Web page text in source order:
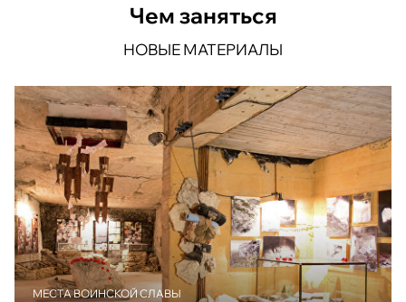
Чем заняться
НОВЫЕ МАТЕРИАЛЫ
МЕСТА ВОИНСКОЙ СЛАВЫ